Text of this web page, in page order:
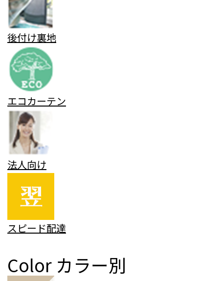
後付け裏地
エコカーテン
法人向け
スピード配達
Color カラー別